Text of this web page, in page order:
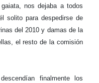
nos dejaba a todos
solito para despedirse de
del 2010 y damas de la
el resto de la comisión
finalmente los